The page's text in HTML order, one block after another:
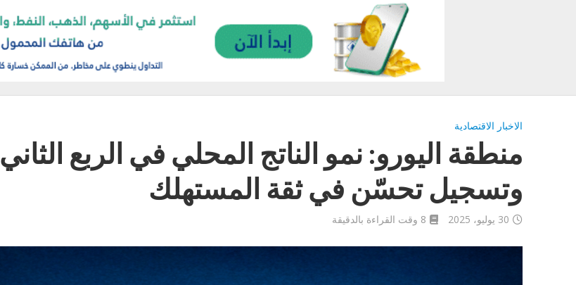
الاخبار الاقتصادية
منطقة اليورو: نمو الناتج المحلي في الربع الثاني
وتسجيل تحسّن في ثقة المستهلك
30 يوليو، 2025 8 وقت القراءة بالدقيقة